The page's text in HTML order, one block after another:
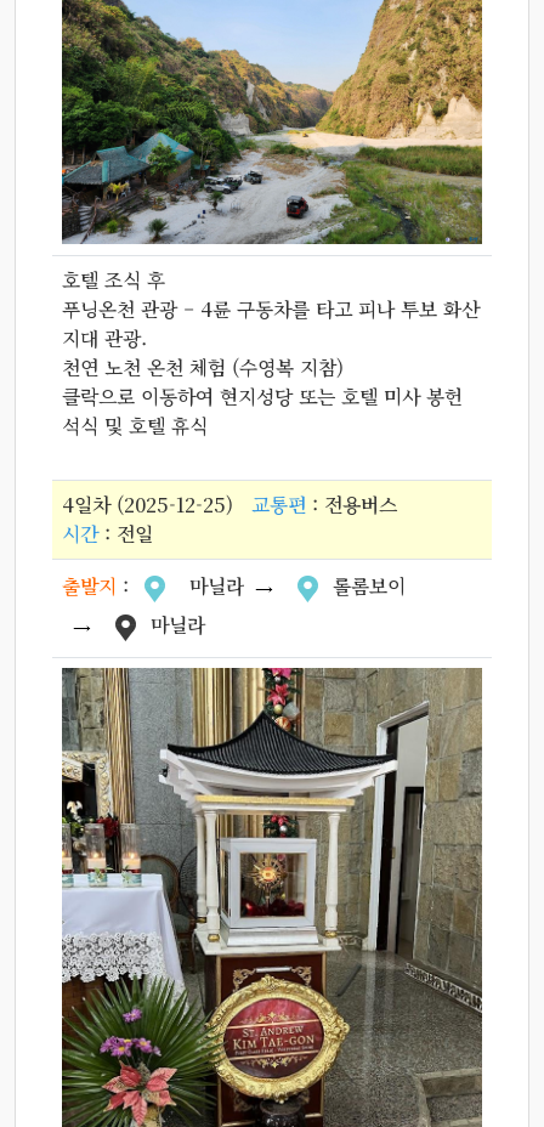
호텔 조식 후
푸닝온천 관광 – 4륜 구동차를 타고 피나 투보 화산
지대 관광.
천연 노천 온천 체험 (수영복 지참)
클락으로 이동하여 현지성당 또는 호텔 미사 봉헌
석식 및 호텔 휴식
4일차 (2025-12-25) 교통편 : 전용버스
시간: 전일
출발지 : 마닐라
롤롬보이
마닐라